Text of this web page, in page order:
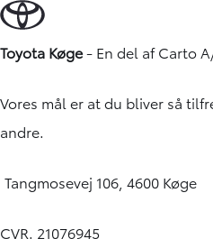
KONTANT
Toyota Køge- En del afCarto
Vores mål er at du bliver så
andre.
Tangmosevej 106, 4600 Køge
CVR. 21076945